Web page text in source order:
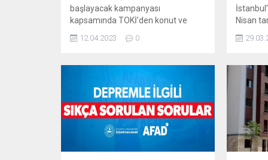
başlayacak kampanyası
kapsamında TOKİ’den konut ve
işyeri alanların, kalan borçlarını
peşin ödemeleri halinde yüzde 25
12.04.2023 0
Nisan
olan “İlk
sona
konut
konut
2023:
Esenler